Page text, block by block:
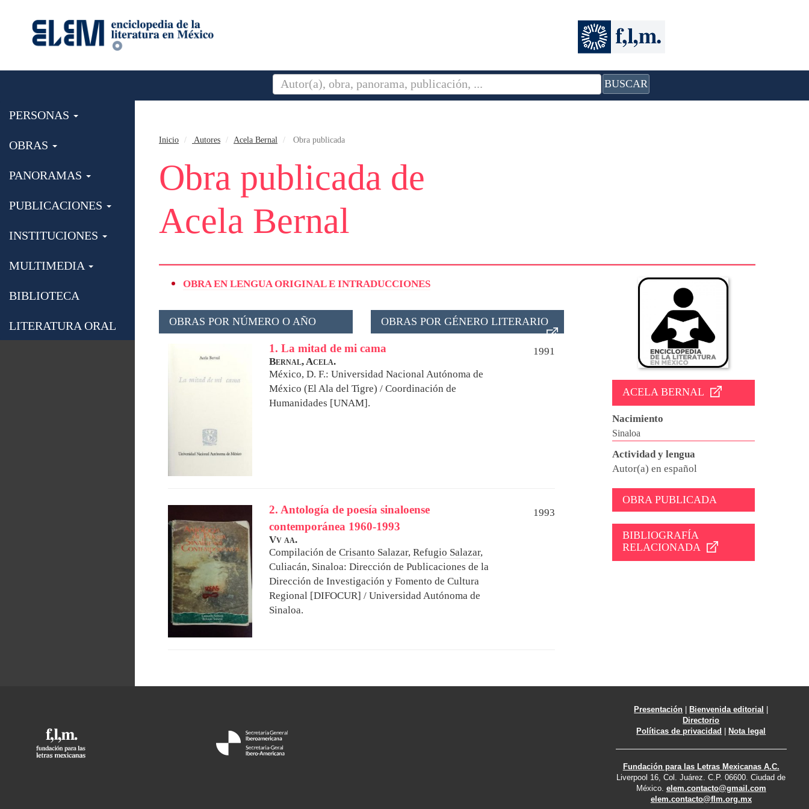
BUSCAR
PERSONAS
OBRAS
PANORAMAS
PUBLICACIONES
INSTITUCIONES
MULTIMEDIA
BIBLIOTECA
LITERATURA ORAL
Inicio Autores Acela Bernal Obra publicada
Obra publicada de
Acela Bernal
ACELA BERNAL
Nacimiento
Sinaloa
Actividad y lengua
Autor(a) en español
OBRA PUBLICADA
BIBLIOGRAFÍA
RELACIONADA
OBRA EN LENGUA ORIGINAL E INTRADUCCIONES
OBRAS POR NÚMERO O AÑO OBRAS POR GÉNERO LITERARIO
1. La mitad de mi cama
1991
Bernal, Acela.
México, D. F.: Universidad Nacional Autónoma de
México (El Ala del Tigre) / Coordinación de
Humanidades [UNAM].
2. Antología de poesía sinaloense
contemporánea 1960-1993
1993
Vv aa.
Compilación deCrisanto Salazar,Refugio Salazar,
Culiacán, Sinaloa: Dirección de Publicaciones de la
Dirección de Investigación y Fomento de Cultura
Regional [DIFOCUR] / Universidad Autónoma de
Sinaloa.
Presentación |Bienvenida editorial |
Directorio
Políticas de privacidad |Nota legal
Fundación para las Letras Mexicanas A.C.
Liverpool 16, Col. Juárez. C.P. 06600. Ciudad de
México. elem.contacto@gmail.com
elem.contacto@flm.org.mx